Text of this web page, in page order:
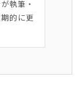
執筆・
的に更